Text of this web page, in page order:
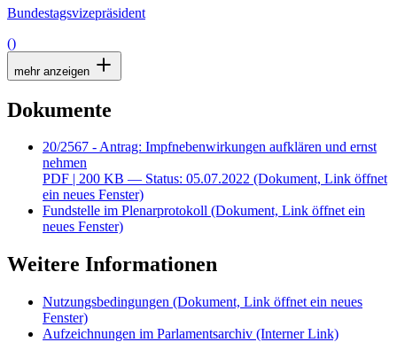
Bundestagsvizepräsident
()
mehr anzeigen
Dokumente
20/2567 - Antrag: Impfnebenwirkungen aufklären und ernst
nehmen
PDF | 200 KB — Status: 05.07.2022 (Dokument, Link öffnet
ein neues Fenster)
Fundstelle im Plenarprotokoll (Dokument, Link öffnet ein
neues Fenster)
Weitere Informationen
Nutzungsbedingungen (Dokument, Link öffnet ein neues
Fenster)
Aufzeichnungen im Parlamentsarchiv (Interner Link)